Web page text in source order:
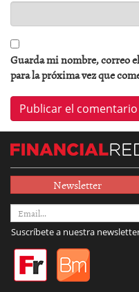
Guarda mi nombre, correo
para la próxima vez que
Newsletter
Suscríbete a nuestra